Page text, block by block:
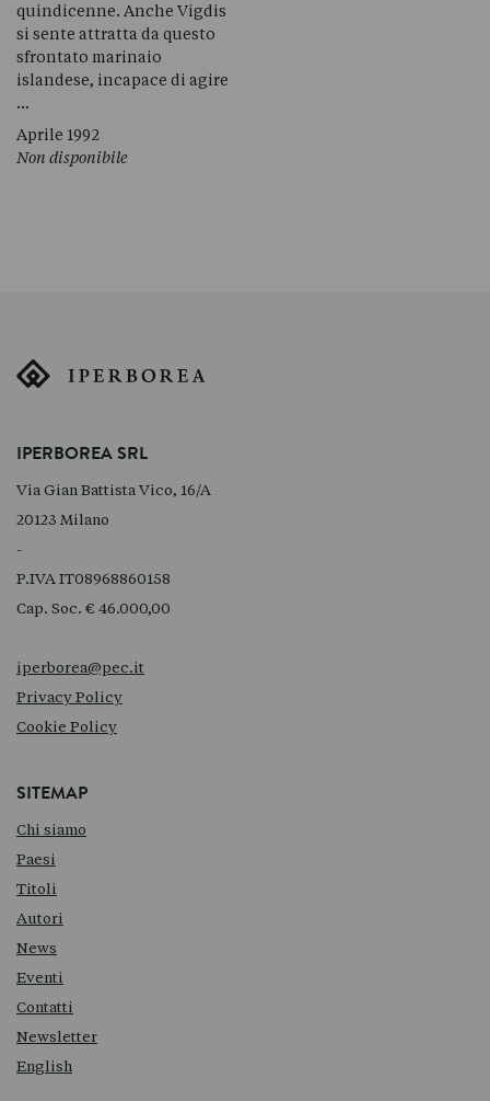
quindicenne. Anche Vigdis
si sente attratta da questo
sfrontato marinaio
islandese, incapace di agire
…
Aprile 1992
Non disponibile
IPERBOREA SRL
Via Gian Battista Vico, 16/A
20123 Milano
-
P.IVA IT08968860158
Cap. Soc. € 46.000,00
iperborea@pec.it
Privacy Policy
Cookie Policy
SITEMAP
Chi siamo
Paesi
Titoli
Autori
News
Eventi
Contatti
Newsletter
English